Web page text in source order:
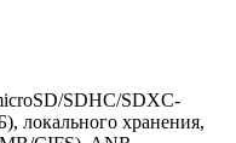
SDHC/SDXC-
локального хранения,